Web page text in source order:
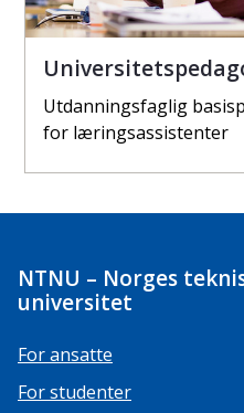
Utdanningsfaglig
for læringsassistenter
NTNU – Norges
universitet
For ansatte
For studenter